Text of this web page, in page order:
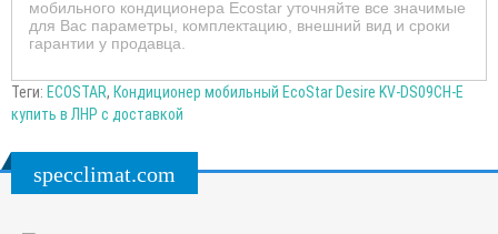
мобильного кондиционера Ecostar уточняйте все значимые
для Вас параметры, комплектацию, внешний вид и сроки
гарантии у продавца.
Теги: ECOSTAR, Кондиционер мобильный EcoStar Desire KV-DS09CH-E
купить в ЛНР с доставкой
specclimat.com